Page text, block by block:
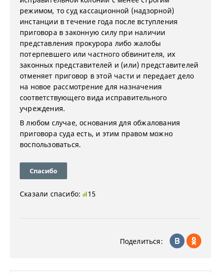
режимом, то суд кассационной (надзорной)
инстанции в течение года после вступления
приговора в законную силу при наличии
представления прокурора либо жалобы
потерпевшего или частного обвинителя, их
законных представителей и (или) представителей
отменяет приговор в этой части и передает дело
на новое рассмотрение для назначения
соответствующего вида исправительного
учреждения.
В любом случае, основания для обжалования
приговора суда есть, и этим правом можно
воспользоваться.
Спасибо
Сказали спасибо: 15
Поделиться: